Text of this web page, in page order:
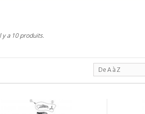
y a 10 produits.
De A à Z